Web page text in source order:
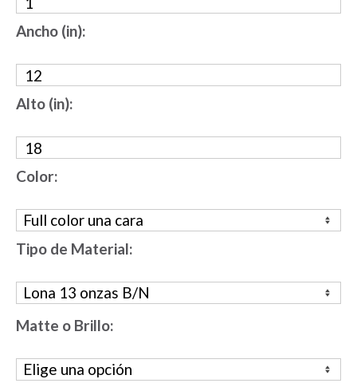
Ancho (in):
Alto (in):
Color:
Tipo de Material:
Matte o Brillo: